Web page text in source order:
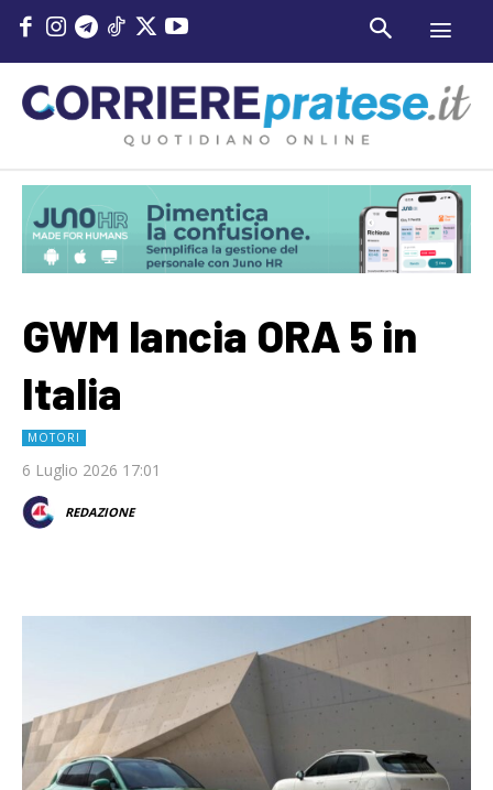
GWM lancia ORA 5 in
Italia
MOTORI
6 Luglio 2026 17:01
REDAZIONE